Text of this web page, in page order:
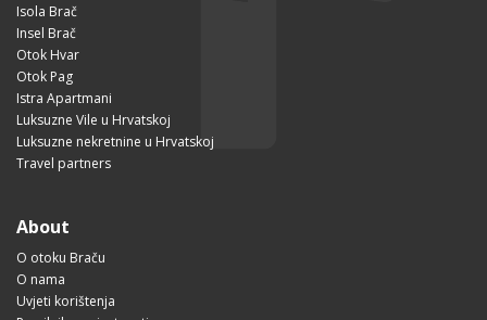
Isola Brač
Insel Brač
Otok Hvar
Otok Pag
Istra Apartmani
Luksuzne Vile u Hrvatskoj
Luksuzne nekretnine u Hrvatskoj
Travel partners
About
O otoku Braču
O nama
Uvjeti korištenja